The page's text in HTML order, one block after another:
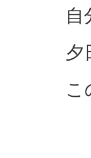
自
夕
こ